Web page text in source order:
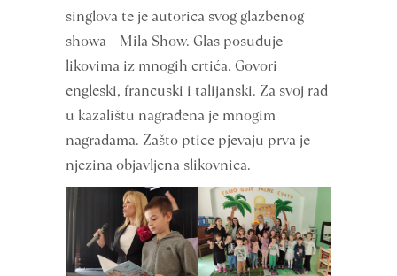
singlova te je autorica svog glazbenog
showa – Mila Show. Glas posuđuje
likovima iz mnogih crtića. Govori
engleski, francuski i talijanski. Za svoj rad
u kazalištu nagrađena je mnogim
nagradama. Zašto ptice pjevaju prva je
njezina objavljena slikovnica.